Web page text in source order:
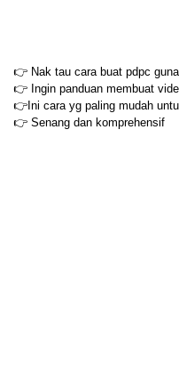
👉 Nak tau cara buat pdpc
👉 Ingin panduan membuat
👉Ini cara yg paling mudah
👉 Senang dan komprehensif